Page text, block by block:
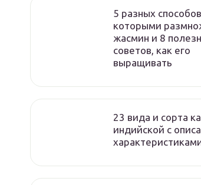
5 разных
которыми
жасмин и 8
советов, как его
выращивать
23 вида и сорта
индийской с